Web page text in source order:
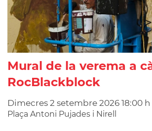
Mural de la verema a
RocBlackblock
Dimecres 2 setembre 2026 18:00 h
Plaça Antoni Pujades i Nirell